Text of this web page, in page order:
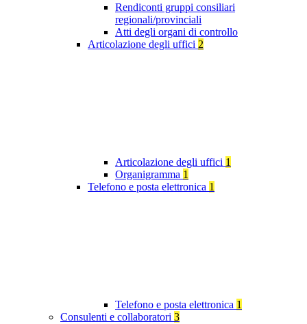
Rendiconti gruppi consiliari
regionali/provinciali
Atti degli organi di controllo
Articolazione degli uffici 2
Articolazione degli uffici 1
Organigramma 1
Telefono e posta elettronica 1
Telefono e posta elettronica 1
Consulenti e collaboratori 3